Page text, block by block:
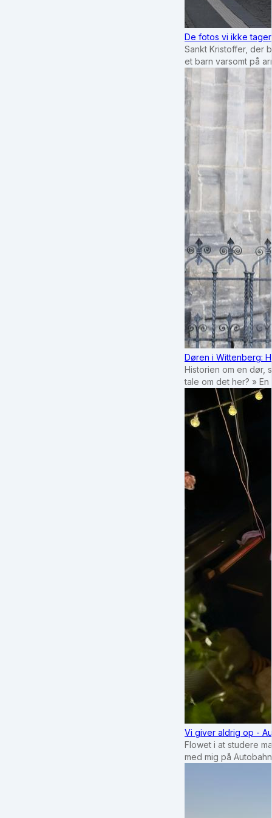
De fotos vi ikke
Sankt Kristoffer, der
et barn varsomt på
Døren i Wittenberg:
Historien om en dør,
tale om det her? »
Vi giver aldrig op -
Flowet i at studere
med mig på